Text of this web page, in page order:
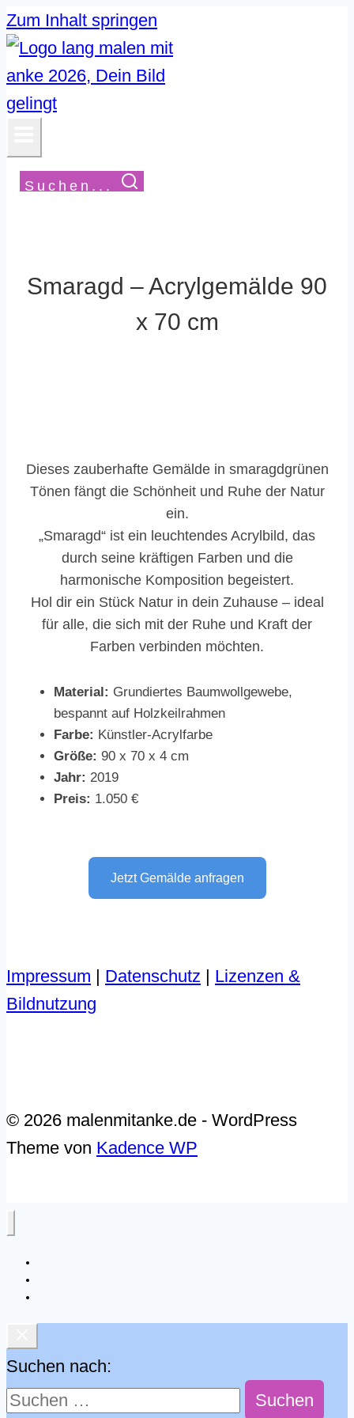
Zum Inhalt springen
Suchen...
Smaragd – Acrylgemälde 90
x 70 cm
Dieses zauberhafte Gemälde in smaragdgrünen
Tönen fängt die Schönheit und Ruhe der Natur
ein.
„Smaragd“ ist ein leuchtendes Acrylbild, das
durch seine kräftigen Farben und die
harmonische Komposition begeistert.
Hol dir ein Stück Natur in dein Zuhause – ideal
für alle, die sich mit der Ruhe und Kraft der
Farben verbinden möchten.
Material: Grundiertes Baumwollgewebe,
bespannt auf Holzkeilrahmen
Farbe: Künstler-Acrylfarbe
Größe: 90 x 70 x 4 cm
Jahr: 2019
Preis: 1.050 €
Jetzt Gemälde anfragen
Impressum | Datenschutz | Lizenzen &
Bildnutzung
© 2026 malenmitanke.de - WordPress
Theme von Kadence WP
Suchen nach: